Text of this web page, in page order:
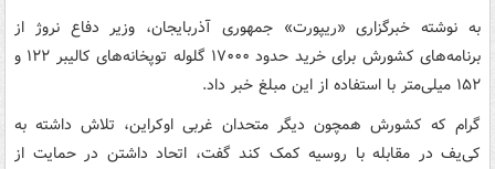
به نوشته خبرگزاری «ریپورت» جمهوری آذربایجان، وزیر دفاع نروژ از
برنامه‌های کشورش برای خرید حدود ۱۷۰۰۰ گلوله توپخانه‌های کالیبر ۱۲۲ و
۱۵۲ میلی‌متر با استفاده از این مبلغ خبر داد.
گرام که کشورش همچون دیگر متحدان غربی اوکراین، تلاش داشته به
کی‌یف در مقابله با روسیه کمک کند گفت، اتحاد داشتن در حمایت از